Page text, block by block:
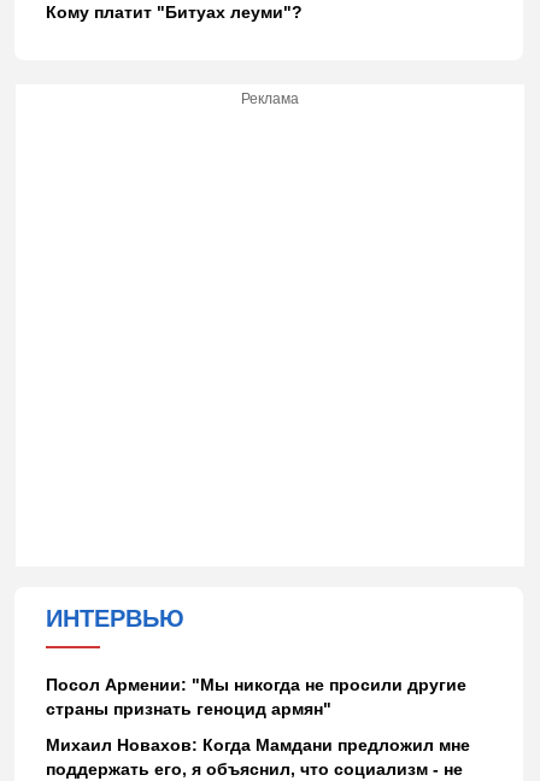
Кому платит "Битуах леуми"?
Реклама
ИНТЕРВЬЮ
Посол Армении: "Мы никогда не просили другие
страны признать геноцид армян"
Михаил Новахов: Когда Мамдани предложил мне
поддержать его, я объяснил, что социализм - не